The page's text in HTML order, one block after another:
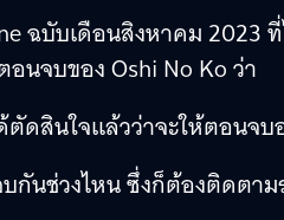
ฉบับเดือนสิงหาคม 2023
นจบของ Oshi No Ko ว่า
ดสินใจแล้วว่าจะให้ตอนจ
กันช่วงไหน ซึ่งก็ต้องติดตา